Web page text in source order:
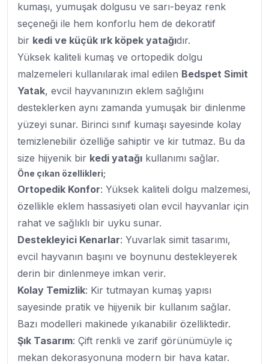
kumaşı, yumuşak dolgusu ve sarı-beyaz renk
seçeneği ile hem konforlu hem de dekoratif
bir kedi ve küçük ırk köpek yatağıdır.
Yüksek kaliteli kumaş ve ortopedik dolgu
malzemeleri kullanılarak imal edilen Bedspet Simit
Yatak, evcil hayvanınızın eklem sağlığını
desteklerken aynı zamanda yumuşak bir dinlenme
yüzeyi sunar. Birinci sınıf kumaşı sayesinde kolay
temizlenebilir özelliğe sahiptir ve kir tutmaz. Bu da
size hijyenik bir kedi yatağı kullanımı sağlar.
Öne çıkan özellikleri;
Ortopedik Konfor: Yüksek kaliteli dolgu malzemesi,
özellikle eklem hassasiyeti olan evcil hayvanlar için
rahat ve sağlıklı bir uyku sunar.
Destekleyici Kenarlar: Yuvarlak simit tasarımı,
evcil hayvanın başını ve boynunu destekleyerek
derin bir dinlenmeye imkan verir.
Kolay Temizlik: Kir tutmayan kumaş yapısı
sayesinde pratik ve hijyenik bir kullanım sağlar.
Bazı modelleri makinede yıkanabilir özelliktedir.
Şık Tasarım: Çift renkli ve zarif görünümüyle iç
mekan dekorasyonuna modern bir hava katar.